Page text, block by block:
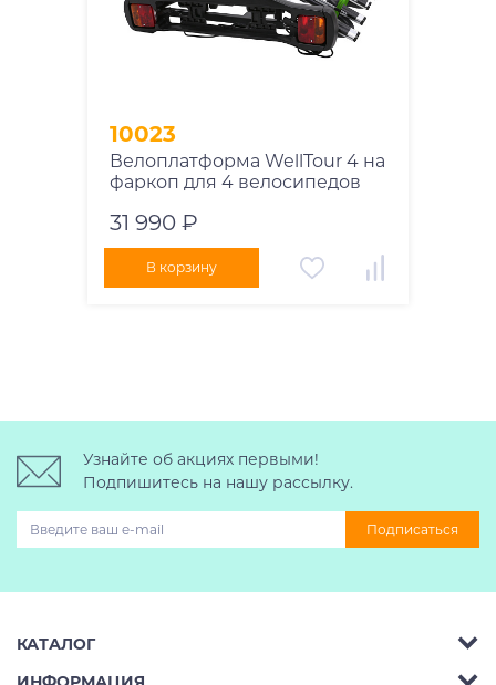
10023
Велоплатформа WellTour 4 на
фаркоп для 4 велосипедов
31 990 ₽
В корзину
Узнайте об акциях первыми!
Подпишитесь на нашу рассылку.
Подписаться
КАТАЛОГ